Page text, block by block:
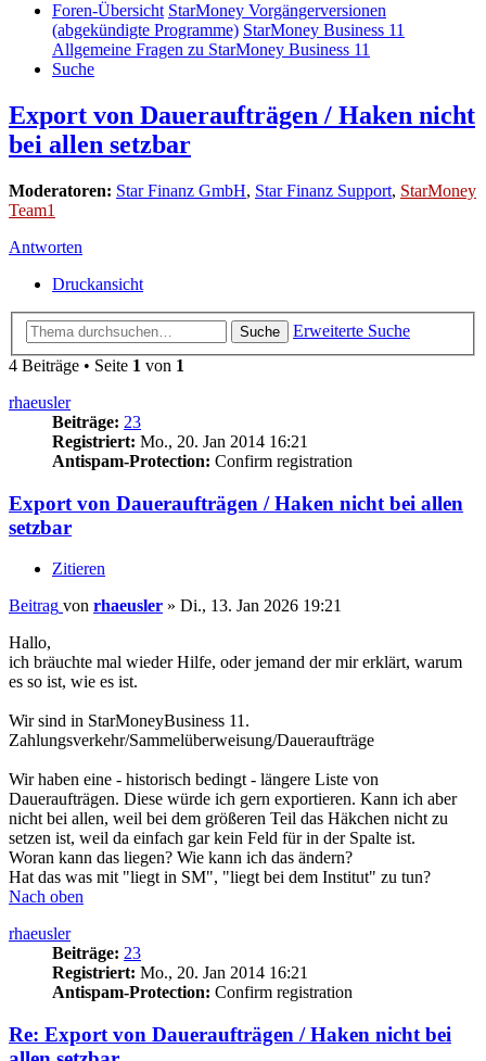
Foren-Übersicht StarMoney Vorgängerversionen
(abgekündigte Programme) StarMoney Business 11
Allgemeine Fragen zu StarMoney Business 11
Suche
Export von Daueraufträgen / Haken nicht
bei allen setzbar
Moderatoren: Star Finanz GmbH, Star Finanz Support, StarMoney
Team1
Antworten
Druckansicht
Suche
Erweiterte Suche
4 Beiträge • Seite 1 von 1
rhaeusler
Beiträge: 23
Registriert: Mo., 20. Jan 2014 16:21
Antispam-Protection: Confirm registration
Export von Daueraufträgen / Haken nicht bei allen
setzbar
Zitieren
Beitrag von rhaeusler » Di., 13. Jan 2026 19:21
Hallo,
ich bräuchte mal wieder Hilfe, oder jemand der mir erklärt, warum
es so ist, wie es ist.
Wir sind in StarMoneyBusiness 11.
Zahlungsverkehr/Sammelüberweisung/Daueraufträge
Wir haben eine - historisch bedingt - längere Liste von
Daueraufträgen. Diese würde ich gern exportieren. Kann ich aber
nicht bei allen, weil bei dem größeren Teil das Häkchen nicht zu
setzen ist, weil da einfach gar kein Feld für in der Spalte ist.
Woran kann das liegen? Wie kann ich das ändern?
Hat das was mit "liegt in SM", "liegt bei dem Institut" zu tun?
Nach oben
rhaeusler
Beiträge: 23
Registriert: Mo., 20. Jan 2014 16:21
Antispam-Protection: Confirm registration
Re: Export von Daueraufträgen / Haken nicht bei